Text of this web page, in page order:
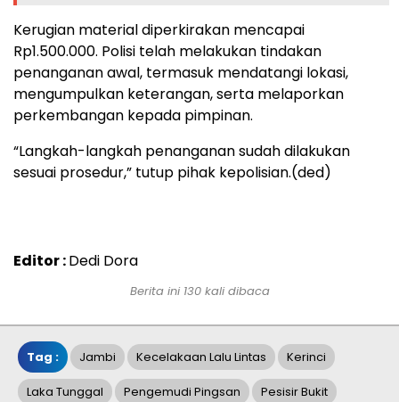
Kerugian material diperkirakan mencapai
Rp1.500.000. Polisi telah melakukan tindakan
penanganan awal, termasuk mendatangi lokasi,
mengumpulkan keterangan, serta melaporkan
perkembangan kepada pimpinan.
“Langkah-langkah penanganan sudah dilakukan
sesuai prosedur,” tutup pihak kepolisian.(ded)
Editor :Dedi Dora
Berita ini 130 kali dibaca
Tag : Jambi Kecelakaan Lalu Lintas Kerinci
Laka Tunggal Pengemudi Pingsan Pesisir Bukit